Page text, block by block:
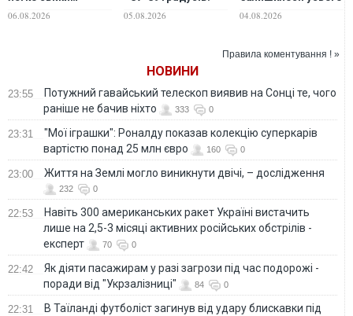
буде повсюди в
06.08.2026 05.08.2026
синоптикиня
04.08.2026
Правила коментування ! »
НОВИНИ
23:55
Потужний гавайський телескоп виявив на Сонці те, чого
раніше не бачив ніхто
333 0
23:31
"Мої іграшки": Роналду показав колекцію суперкарів
вартістю понад 25 млн євро
160 0
23:00 Життя на Землі могло виникнути двічі, – дослідження
232 0
22:53
Навіть 300 американських ракет Україні вистачить
лише на 2,5-3 місяці активних російських обстрілів -
експерт
70 0
22:42
Як діяти пасажирам у разі загрози під час подорожі -
поради від "Укрзалізниці"
84 0
22:31
В Таїланді футболіст загинув від удару блискавки під